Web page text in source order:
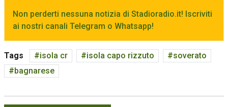
Non perderti nessuna notizia di Stadioradio.it! Iscriviti
ai nostri canali Telegram o Whatsapp!
Tags isola cr isola capo rizzuto
soverato
bagnarese